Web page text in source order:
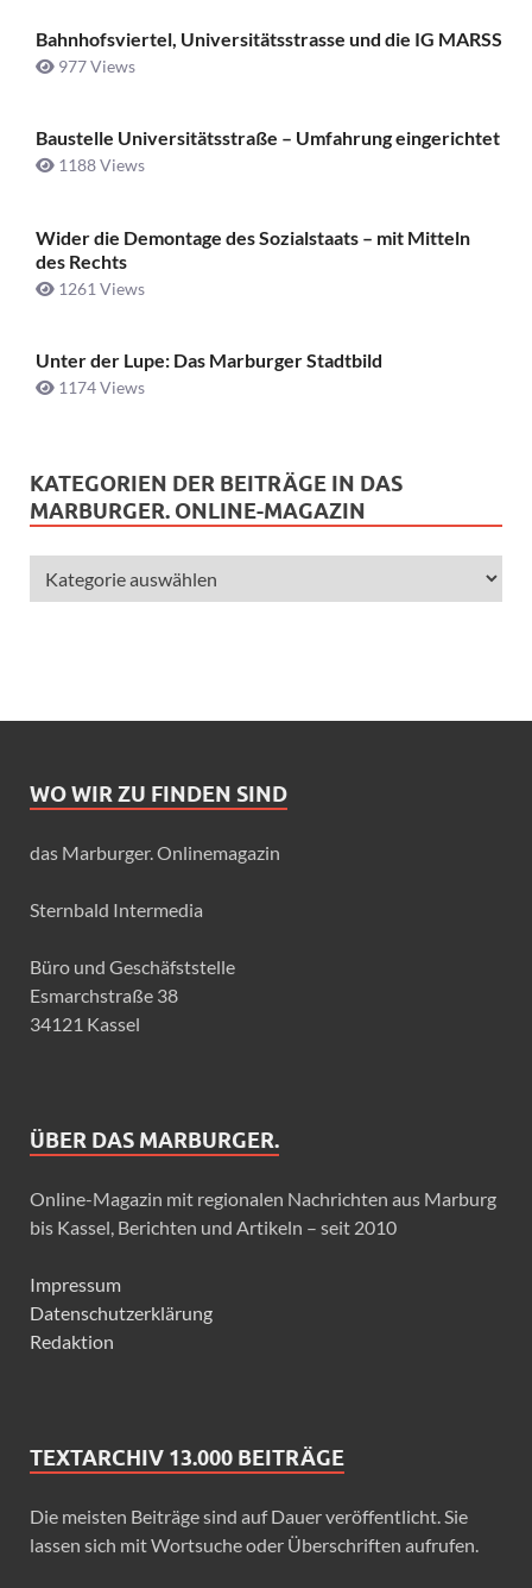
Bahnhofsviertel, Universitätsstrasse und die IG MARSS
977 Views
Baustelle Universitätsstraße ­– Umfahrung eingerichtet
1188 Views
Wider die Demontage des Sozialstaats – mit Mitteln
des Rechts
1261 Views
Unter der Lupe: Das Marburger Stadtbild
1174 Views
KATEGORIEN DER BEITRÄGE IN DAS
MARBURGER. ONLINE-MAGAZIN
WO WIR ZU FINDEN SIND
das Marburger. Onlinemagazin
Sternbald Intermedia
Büro und Geschäfststelle
Esmarchstraße 38
34121 Kassel
ÜBER DAS MARBURGER.
Online-Magazin mit regionalen Nachrichten aus Marburg
bis Kassel, Berichten und Artikeln – seit 2010
Impressum
Datenschutzerklärung
Redaktion
TEXTARCHIV 13.000 BEITRÄGE
Die meisten Beiträge sind auf Dauer veröffentlicht. Sie
lassen sich mit Wortsuche oder Überschriften aufrufen.